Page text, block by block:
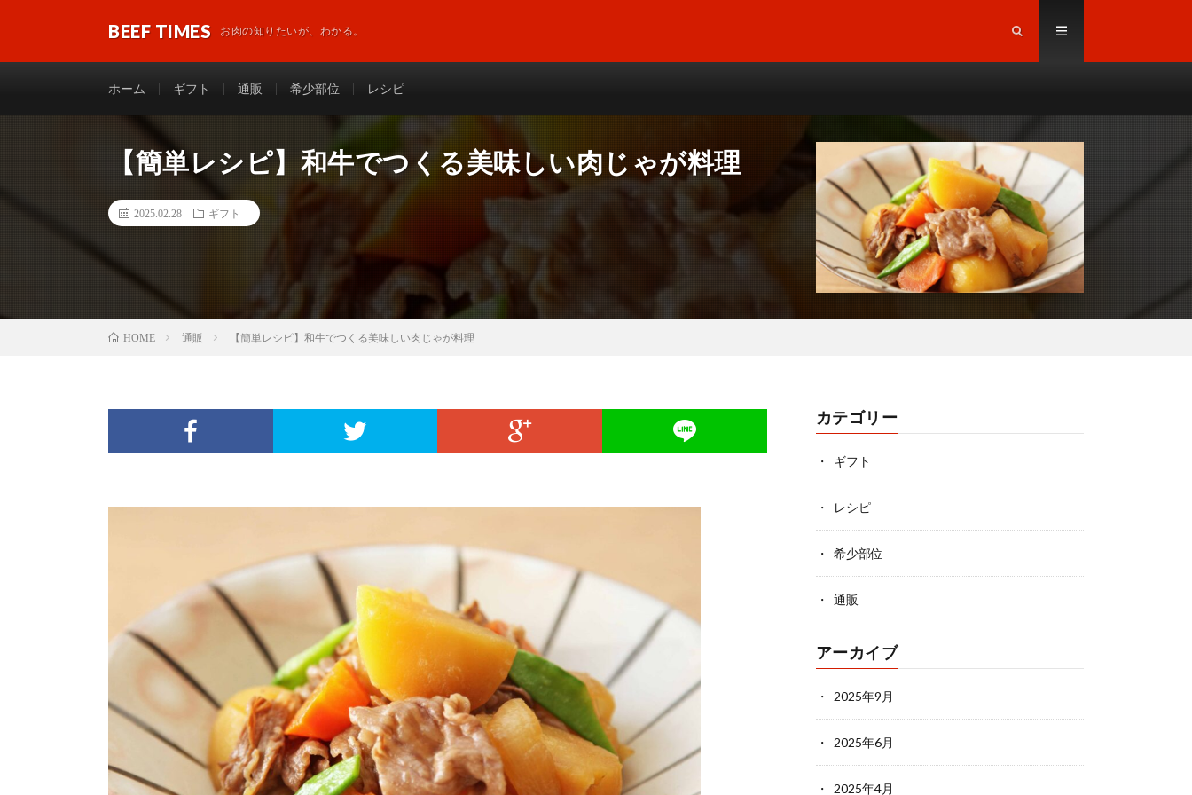
BEEF TIMES お肉の知りたいが、わかる。
ホーム ギフト 通販 希少部位 レシピ
【簡単レシピ】和牛でつくる美味しい肉じゃが料理
2025.02.28 ギフト
HOME 通販 【簡単レシピ】和牛でつくる美味しい肉じゃが料理
カテゴリー
ギフト
レシピ
希少部位
通販
アーカイブ
2025年9月
2025年6月
2025年4月